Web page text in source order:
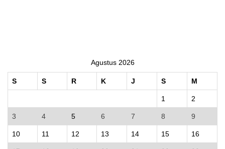
Agustus 2026
S S R K J S M
1 2
3 4 5 6 7 8 9
10 11 12 13 14 15 16